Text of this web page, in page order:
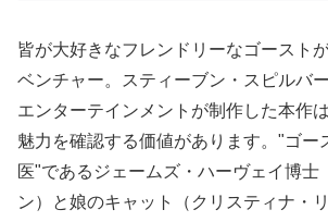
皆が大好きなフレンドリーなゴースト
ベンチャー。スティーブン・スピルバ
エンターテインメントが制作した本作
魅力を確認する価値があります。"ゴー
医"であるジェームズ・ハーヴェイ博士
ン）と娘のキャット（クリスティナ・